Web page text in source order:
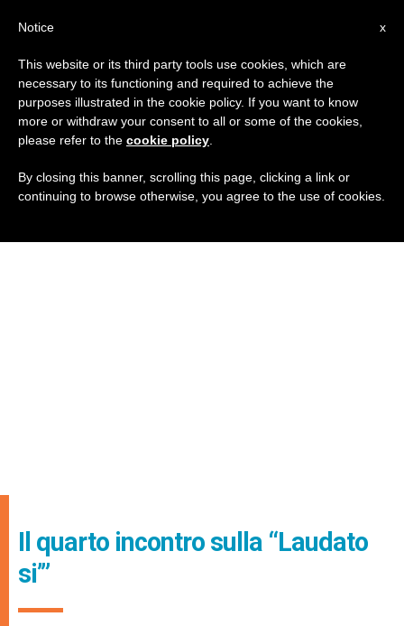
Il quarto incontro sulla “Laudato
si’”
x
Notice
This website or its third party tools use cookies, which are
necessary to its functioning and required to achieve the
purposes illustrated in the cookie policy. If you want to know
more or withdraw your consent to all or some of the cookies,
please refer to the cookie policy
By closing this banner, scrolling this page, clicking a link or
continuing to browse otherwise, you agree to the use of cookies.